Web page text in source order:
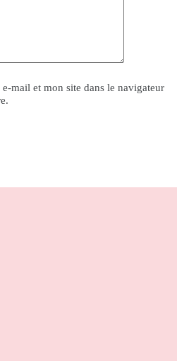
mail et mon site dans le navigateur